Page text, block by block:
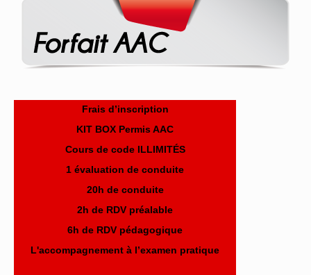
Frais d’inscription
KIT BOX Permis AAC
Cours de code ILLIMITÉS
1 évaluation de conduite
20h de conduite
2h de RDV préalable
6h de RDV pédagogique
L'accompagnement à l’examen pratique